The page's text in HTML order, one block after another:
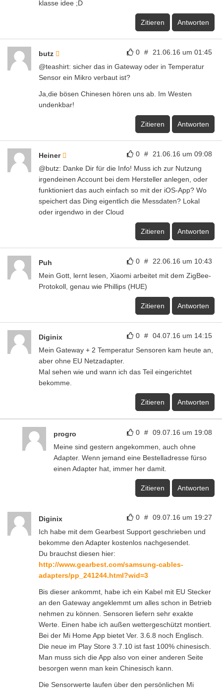
klasse idee ;D
Zitieren Antworten
0 # 21.06.16 um 01:45
butz
@teashirt: sicher das in Gateway oder in Temperatur
Sensor ein Mikro verbaut ist?
Ja,die bösen Chinesen hören uns ab. Im Westen
undenkbar!
Zitieren Antworten
0 # 21.06.16 um 09:08
Heiner
@butz: Danke Dir für die Info! Muss ich zur Nutzung
irgendeinen Account bei dem Hersteller anlegen, oder
funktioniert das auch einfach so mit der iOS-App? Wo
speichert das Ding eigentlich die Messdaten? Lokal
oder irgendwo in der Cloud
Zitieren Antworten
0 # 22.06.16 um 10:43
Puh
Mein Gott, lernt lesen, Xiaomi arbeitet mit dem ZigBee-
Protokoll, genau wie Phillips (HUE)
Zitieren Antworten
0 # 04.07.16 um 14:15
Diginix
Mein Gateway + 2 Temperatur Sensoren kam heute an,
aber ohne EU Netzadapter.
Mal sehen wie und wann ich das Teil eingerichtet
bekomme.
Zitieren Antworten
0 # 09.07.16 um 19:08
progro
Meine sind gestern angekommen, auch ohne
Adapter. Wenn jemand eine Bestelladresse fürso
einen Adapter hat, immer her damit.
Zitieren Antworten
0 # 09.07.16 um 19:27
Diginix
Ich habe mit dem Gearbest Support geschrieben und
bekomme den Adapter kostenlos nachgesendet.
Du brauchst diesen hier:
http://www.gearbest.com/samsung-cables-
adapters/pp_241244.html?wid=3
Bis dieser ankommt, habe ich ein Kabel mit EU Stecker
an den Gateway angeklemmt um alles schon in Betrieb
nehmen zu können. Sensoren liefern sehr exakte
Werte. Einen habe ich außen wettergeschützt montiert.
Bei der Mi Home App bietet Ver. 3.6.8 noch Englisch.
Die neue im Play Store 3.7.10 ist fast 100% chinesisch.
Man muss sich die App also von einer anderen Seite
besorgen wenn man kein Chinesisch kann.
Die Sensorwerte laufen über den persönlichen Mi